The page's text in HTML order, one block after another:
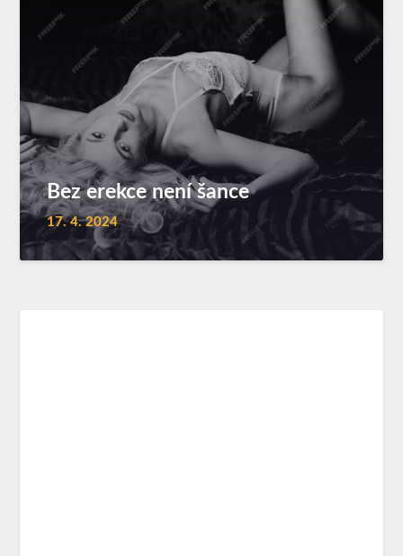
Bez erekce není šance
17. 4. 2024